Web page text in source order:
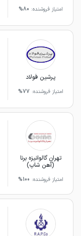
امتیاز فروشنده: 80%
پرشین فولاد
امتیاز فروشنده: 77%
تهران گالوانیزه برنا
(آهن شاپ)
امتیاز فروشنده: 100%